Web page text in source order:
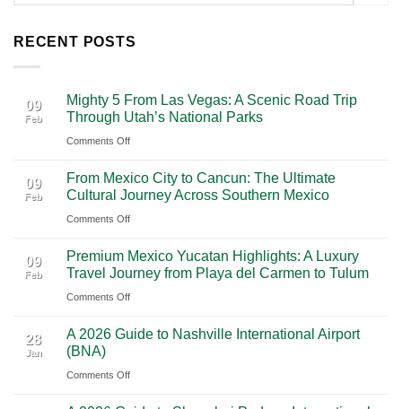
RECENT POSTS
09
Feb
Mighty 5 From Las Vegas: A Scenic Road Trip
Through Utah’s National Parks
Comments Offon
5
From
Las
A
Scenic
Road
Through
National
09
Feb
From Mexico City to Cancun: The Ultimate
Cultural Journey Across Southern Mexico
Comments Offon
Mexico
City
to
The
Cultural
09
Feb
Premium Mexico Yucatan Highlights: A Luxury
Travel Journey from Playa del Carmen to Tulum
Comments Offon
Mexico
Highlights:
28
Jan
A 2026 Guide to Nashville International Airport
(BNA)
Comments Offon